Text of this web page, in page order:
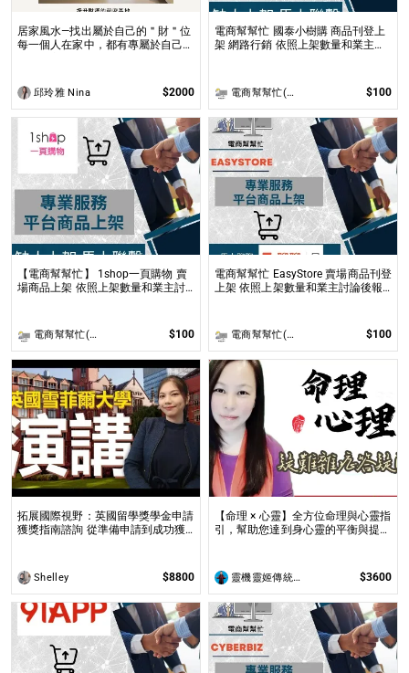
居家風水—找出屬於自己的＂財＂位
每一個人在家中，都有專屬於自己的
邱玲雅 Nina $2000
電商幫幫忙 國泰小樹購 商品刊登上
架 網路行銷 依照上架數量和業主討
電商幫幫忙(電商平台代營運/電商上架/運營策略/網路行銷) $100
【電商幫幫忙】 1shop一頁購物 賣
場商品上架 依照上架數量和業主討
電商幫幫忙(電商平台代營運/電商上架/運營策略/網路行銷) $100
電商幫幫忙 EasyStore 賣場商品刊登
上架 依照上架數量和業主討論後報
電商幫幫忙(電商平台代營運/電商上架/運營策略/網路行銷) $100
拓展國際視野：英國留學獎學金申請
獲獎指南諮詢 從準備申請到成功獲
Shelley $8800
【命理 × 心靈】全方位命理與心靈指
引，幫助您達到身心靈的平衡與提升
靈機靈姬傳統文化學院 $3600